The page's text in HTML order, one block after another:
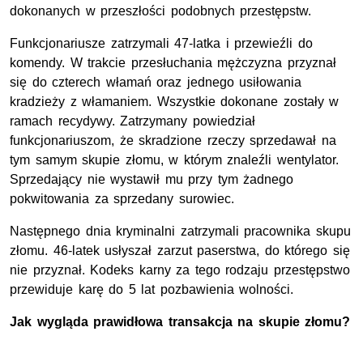
dokonanych w przeszłości podobnych przestępstw.
Funkcjonariusze zatrzymali 47-latka i przewieźli do
komendy. W trakcie przesłuchania mężczyzna przyznał
się do czterech włamań oraz jednego usiłowania
kradzieży z włamaniem. Wszystkie dokonane zostały w
ramach recydywy. Zatrzymany powiedział
funkcjonariuszom, że skradzione rzeczy sprzedawał na
tym samym skupie złomu, w którym znaleźli wentylator.
Sprzedający nie wystawił mu przy tym żadnego
pokwitowania za sprzedany surowiec.
Następnego dnia kryminalni zatrzymali pracownika skupu
złomu. 46-latek usłyszał zarzut paserstwa, do którego się
nie przyznał. Kodeks karny za tego rodzaju przestępstwo
przewiduje karę do 5 lat pozbawienia wolności.
Jak wygląda prawidłowa transakcja na skupie złomu?